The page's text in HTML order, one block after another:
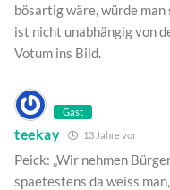
bösartig wäre, würde man
ist nicht unabhängig von
Votum ins Bild.
Gast
teekay 13 Jahre vor
Peick: „Wir nehmen
spaetestens da weiss